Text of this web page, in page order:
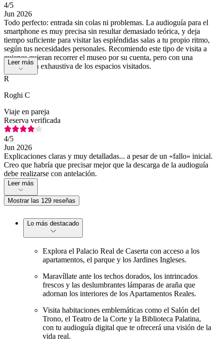
4/5
Jun 2026
Todo perfecto: entrada sin colas ni problemas. La audioguía para el
smartphone es muy precisa sin resultar demasiado teórica, y deja
tiempo suficiente para visitar las espléndidas salas a tu propio ritmo,
según tus necesidades personales. Recomiendo este tipo de visita a
quienes quieran recorrer el museo por su cuenta, pero con una
descripción exhaustiva de los espacios visitados.
Leer más
R
Roghi C
Viaje en pareja
Reserva verificada
4/5
Jun 2026
Explicaciones claras y muy detalladas... a pesar de un «fallo» inicial.
Creo que habría que precisar mejor que la descarga de la audioguía
debe realizarse con antelación.
Leer más
Mostrar las 129 reseñas
Lo más destacado
Explora el Palacio Real de Caserta con acceso a los
apartamentos, el parque y los Jardines Ingleses.
Maravíllate ante los techos dorados, los intrincados
frescos y las deslumbrantes lámparas de araña que
adornan los interiores de los Apartamentos Reales.
Visita habitaciones emblemáticas como el Salón del
Trono, el Teatro de la Corte y la Biblioteca Palatina,
con tu audioguía digital que te ofrecerá una visión de la
vida real.